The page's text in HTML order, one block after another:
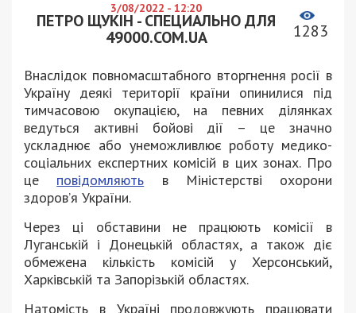
3/08/2022 - 12:20
ПЕТРО ЩУКІН - СПЕЦИАЛЬНО ДЛЯ
49000.COM.UA
1283
Внаслідок повномасштабного вторгнення росії в
Україну деякі території країни опинилися під
тимчасовою окупацією, на певних ділянках
ведуться активні бойові дії – це значно
ускладнює або унеможливлює роботу медико-
соціальних експертних комісій в цих зонах. Про
це повідомляють в Міністерстві охорони
здоров’я України.
Через ці обставини не працюють комісії в
Луганській і Донецькій областях, а також діє
обмежена кількість комісій у Херсонський,
Харківській та Запорізькій областях.
Натомість в Україні продовжують працювати